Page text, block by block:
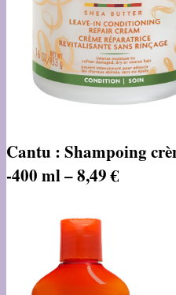
Cantu : Shampoing
-400 ml – 8,49 €